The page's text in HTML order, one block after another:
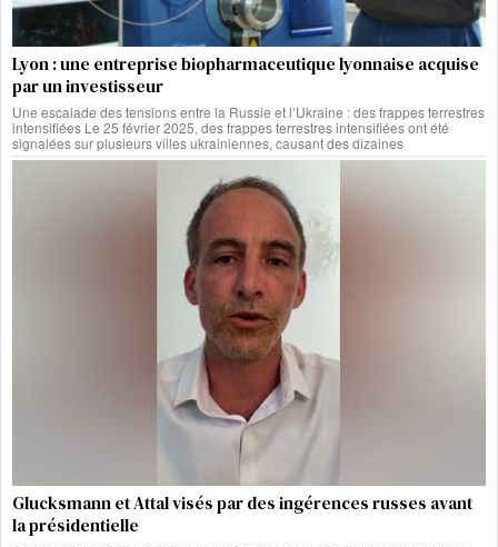
Lyon : une entreprise biopharmaceutique lyonnaise acquise
par un investisseur
Une escalade des tensions entre la Russie et l’Ukraine : des frappes terrestres
intensifiées Le 25 février 2025, des frappes terrestres intensifiées ont été
signalées sur plusieurs villes ukrainiennes, causant des dizaines
Glucksmann et Attal visés par des ingérences russes avant
la présidentielle